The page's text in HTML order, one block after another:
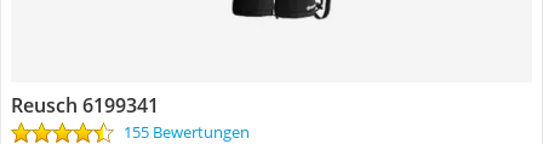
Reusch 6199341
155 Bewertungen